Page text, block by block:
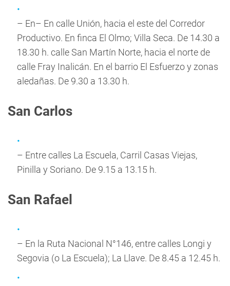
– En– En calle Unión, hacia el este del Corredor
Productivo. En finca El Olmo; Villa Seca. De 14.30 a
18.30 h. calle San Martín Norte, hacia el norte de
calle Fray Inalicán. En el barrio El Esfuerzo y zonas
aledañas. De 9.30 a 13.30 h.
San Carlos
– Entre calles La Escuela, Carril Casas Viejas,
Pinilla y Soriano. De 9.15 a 13.15 h.
San Rafael
– En la Ruta Nacional N°146, entre calles Longi y
Segovia (o La Escuela); La Llave. De 8.45 a 12.45 h.